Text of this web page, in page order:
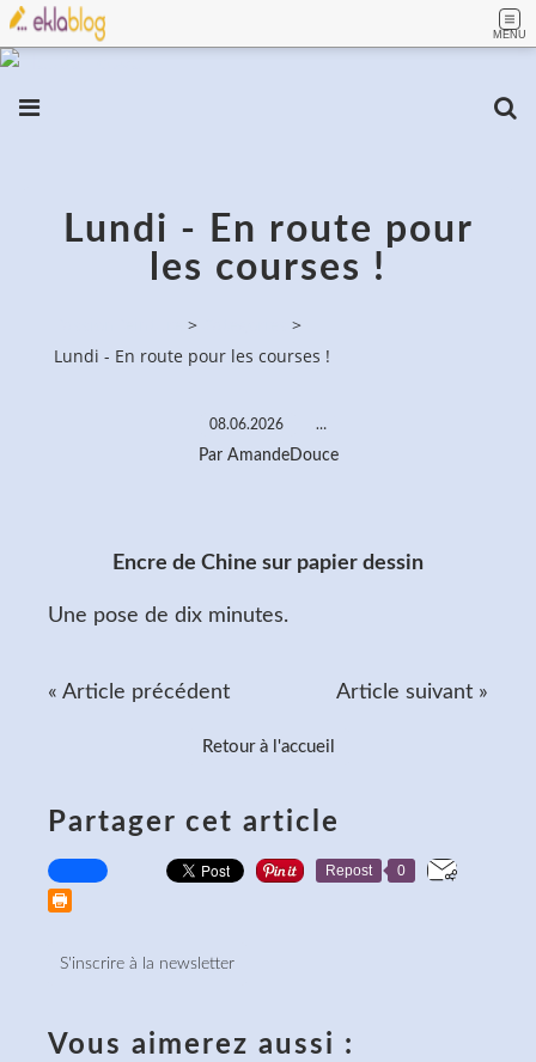
MENU
Lundi - En route pour
les courses !
>
>
Lundi - En route pour les courses !
08.06.2026 …
Par AmandeDouce
Encre de Chine sur papier dessin
Une pose de dix minutes.
« Article précédent Article suivant »
Retour à l'accueil
Partager cet article
Repost 0
S'inscrire à la newsletter
Vous aimerez aussi :